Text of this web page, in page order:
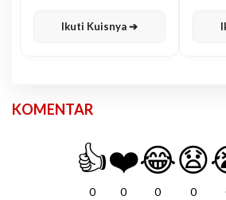
Ikuti Kuisnya ➔
KOMENTAR
👍
0
❤️
0
😂
0
😧
0